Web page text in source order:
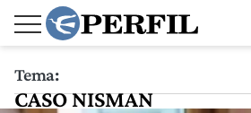
Tema:
CASO NISMAN